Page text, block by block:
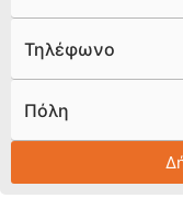
Τηλέφωνο
Πόλη